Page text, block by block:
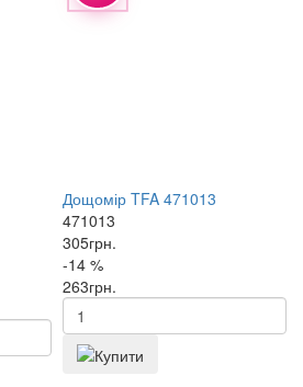
Дощомір TFA 471013
471013
305грн.
-14 %
263грн.